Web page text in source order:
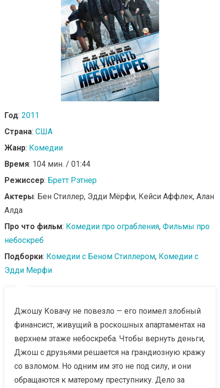
Год: 2011
Страна: США
Жанр: Комедии
Время: 104 мин. / 01:44
Режиссер: Бретт Рэтнер
Актеры: Бен Стиллер, Эдди Мёрфи, Кейси Аффлек, Алан
Алда
Про что фильм: Комедии про ограбления, Фильмы про
небоскреб
Подборки: Комедии с Беном Стиллером, Комедии с
Эдди Мерфи
Джошу Ковачу не повезло — его поимел злобный
финансист, живущий в роскошных апартаментах на
верхнем этаже небоскреба. Чтобы вернуть деньги,
Джош с друзьями решается на грандиозную кражу
со взломом. Но одним им это не под силу, и они
обращаются к матерому преступнику. Дело за